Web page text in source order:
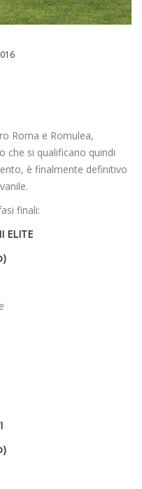
Roma e Romulea,
che si qualificano quindi
è finalmente definitivo
finali:
ELITE